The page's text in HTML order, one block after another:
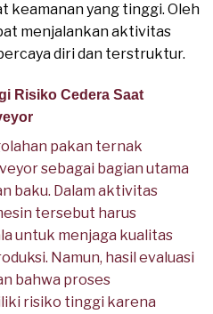
yang tinggi. Oleh
menjalankan aktivitas
diri dan terstruktur.
Risiko Cedera Saat
pakan ternak
sebagai bagian utama
baku. Dalam aktivitas
tersebut harus
untuk menjaga kualitas
Namun, hasil evaluasi
bahwa proses
risiko tinggi karena